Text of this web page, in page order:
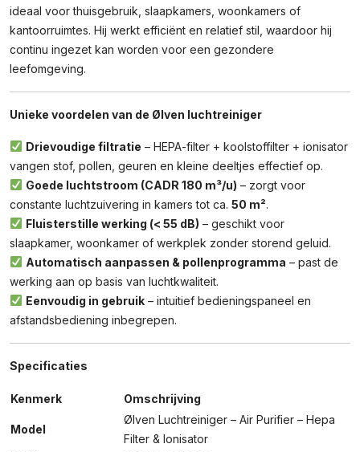
ideaal voor thuisgebruik, slaapkamers, woonkamers of
kantoorruimtes. Hij werkt efficiënt en relatief stil, waardoor hij
continu ingezet kan worden voor een gezondere
leefomgeving.
Unieke voordelen van de Ølven luchtreiniger
Drievoudige filtratie – HEPA-filter + koolstoffilter + ionisator
vangen stof, pollen, geuren en kleine deeltjes effectief op.
Goede luchtstroom (CADR 180 m³/u) – zorgt voor
constante luchtzuivering in kamers tot ca. 50 m².
Fluisterstille werking (< 55 dB) – geschikt voor
slaapkamer, woonkamer of werkplek zonder storend geluid.
Automatisch aanpassen & pollenprogramma – past de
werking aan op basis van luchtkwaliteit.
Eenvoudig in gebruik– intuitief bedieningspaneel en
afstandsbediening inbegrepen.
Specificaties
Kenmerk Omschrijving
Model
Ølven Luchtreiniger – Air Purifier – Hepa
Filter & Ionisator